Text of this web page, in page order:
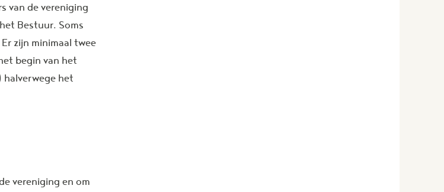
van de vereniging
Bestuur. Soms
zijn minimaal twee
begin van het
halverwege het
vereniging en om